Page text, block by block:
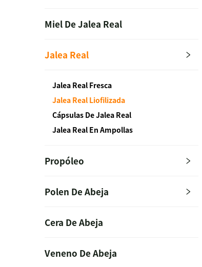
Miel De Jalea Real
Jalea Real
Jalea Real Fresca
Jalea Real Liofilizada
Cápsulas De Jalea Real
Jalea Real En Ampollas
Propóleo
Polen De Abeja
Cera De Abeja
Veneno De Abeja